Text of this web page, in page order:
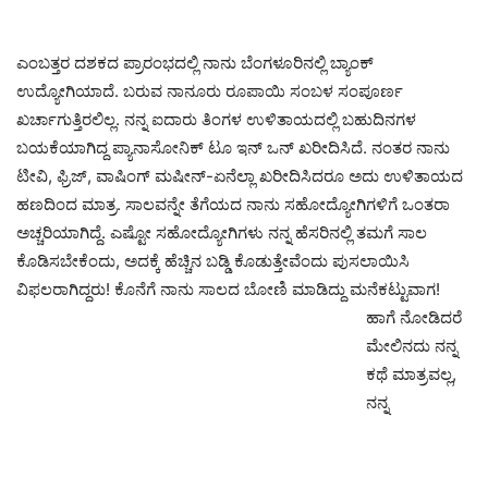
ಎಂಬತ್ತರ ದಶಕದ ಪ್ರಾರಂಭದಲ್ಲಿ ನಾನು ಬೆಂಗಳೂರಿನಲ್ಲಿ ಬ್ಯಾಂಕ್
ಉದ್ಯೋಗಿಯಾದೆ. ಬರುವ ನಾನೂರು ರೂಪಾಯಿ ಸಂಬಳ ಸಂಪೂರ್ಣ
ಖರ್ಚಾಗುತ್ತಿರಲಿಲ್ಲ. ನನ್ನ ಐದಾರು ತಿಂಗಳ ಉಳಿತಾಯದಲ್ಲಿ ಬಹುದಿನಗಳ
ಬಯಕೆಯಾಗಿದ್ದ ಪ್ಯಾನಾಸೋನಿಕ್ ಟೂ ಇನ್ ಒನ್ ಖರೀದಿಸಿದೆ. ನಂತರ ನಾನು
ಟೀವಿ, ಫ್ರಿಜ್, ವಾಷಿಂಗ್ ಮಷೀನ್-ಏನೆಲ್ಲಾ ಖರೀದಿಸಿದರೂ ಅದು ಉಳಿತಾಯದ
ಹಣದಿಂದ ಮಾತ್ರ. ಸಾಲವನ್ನೇ ತೆಗೆಯದ ನಾನು ಸಹೋದ್ಯೋಗಿಗಳಿಗೆ ಒಂತರಾ
ಅಚ್ಚರಿಯಾಗಿದ್ದೆ. ಎಷ್ಟೋ ಸಹೋದ್ಯೋಗಿಗಳು ನನ್ನ ಹೆಸರಿನಲ್ಲಿ ತಮಗೆ ಸಾಲ
ಕೊಡಿಸಬೇಕೆಂದು, ಅದಕ್ಕೆ ಹೆಚ್ಚಿನ ಬಡ್ಡಿ ಕೊಡುತ್ತೇವೆಂದು ಪುಸಲಾಯಿಸಿ
ವಿಫಲರಾಗಿದ್ದರು! ಕೊನೆಗೆ ನಾನು ಸಾಲದ ಬೋಣಿ ಮಾಡಿದ್ದು ಮನೆಕಟ್ಟುವಾಗ!
ಹಾಗೆ ನೋಡಿದರೆ
ಮೇಲಿನದು ನನ್ನ
ಕಥೆ ಮಾತ್ರವಲ್ಲ,
ನನ್ನ